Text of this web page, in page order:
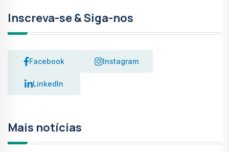
Inscreva-se & Siga-nos
Facebook Instagram
LinkedIn
Mais notícias